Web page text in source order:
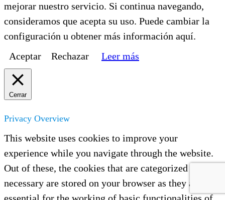
mejorar nuestro servicio. Si continua navegando,
consideramos que acepta su uso. Puede cambiar la
configuración u obtener más información aquí.
Aceptar
Rechazar Leer más
Cerrar
Privacy Overview
This website uses cookies to improve your
experience while you navigate through the website.
Out of these, the cookies that are categorized as
necessary are stored on your browser as they are